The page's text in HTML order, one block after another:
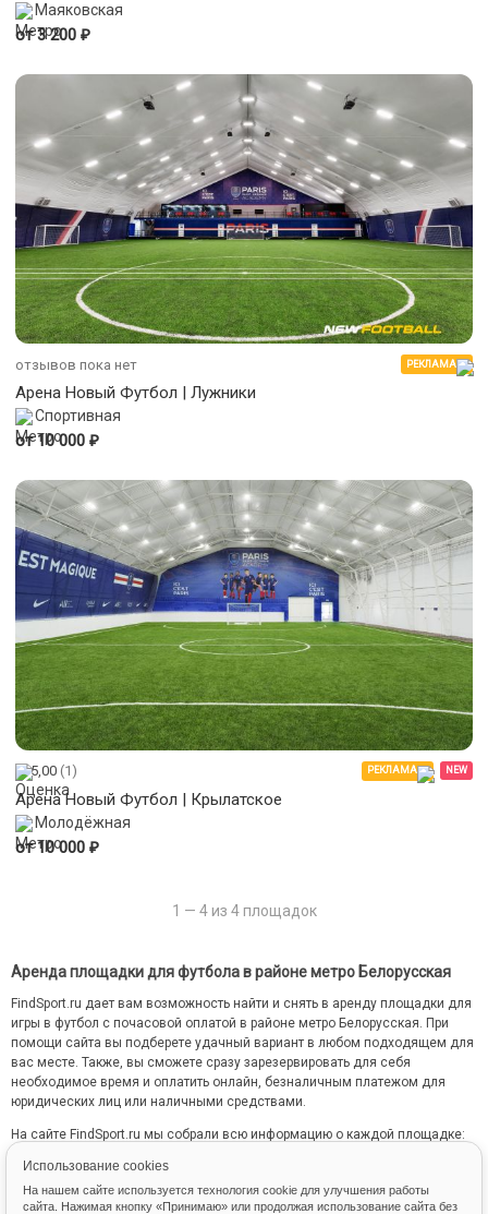
Использование cookies
На нашем сайте используется технология cookie для улучшения работы
сайта. Нажимая кнопку «Принимаю» или продолжая использование сайта без
Маяковская
от 3 200 ₽
отзывов пока нет РЕКЛАМА
Арена Новый Футбол | Лужники
Спортивная
от 10 000 ₽
5,00 (1) РЕКЛАМА NEW
Арена Новый Футбол | Крылатское
Молодёжная
от 10 000 ₽
1 — 4 из 4 площадок
Аренда площадки для футбола в районе метро Белорусская
FindSport.ru дает вам возможность найти и снять в аренду площадки для
игры в футбол с почасовой оплатой в районе метро Белорусская. При
помощи сайта вы подберете удачный вариант в любом подходящем для
вас месте. Также, вы сможете сразу зарезервировать для себя
необходимое время и оплатить онлайн, безналичным платежом для
юридических лиц или наличными средствами.
На сайте FindSport.ru мы собрали всю информацию о каждой площадке: